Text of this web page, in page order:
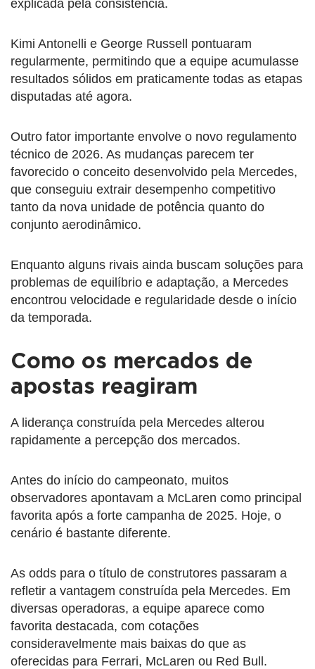
explicada pela consistência.
Kimi Antonelli e George Russell pontuaram
regularmente, permitindo que a equipe acumulasse
resultados sólidos em praticamente todas as etapas
disputadas até agora.
Outro fator importante envolve o novo regulamento
técnico de 2026. As mudanças parecem ter
favorecido o conceito desenvolvido pela Mercedes,
que conseguiu extrair desempenho competitivo
tanto da nova unidade de potência quanto do
conjunto aerodinâmico.
Enquanto alguns rivais ainda buscam soluções para
problemas de equilíbrio e adaptação, a Mercedes
encontrou velocidade e regularidade desde o início
da temporada.
Como os mercados de
apostas reagiram
A liderança construída pela Mercedes alterou
rapidamente a percepção dos mercados.
Antes do início do campeonato, muitos
observadores apontavam a McLaren como principal
favorita após a forte campanha de 2025. Hoje, o
cenário é bastante diferente.
As odds para o título de construtores passaram a
refletir a vantagem construída pela Mercedes. Em
diversas operadoras, a equipe aparece como
favorita destacada, com cotações
consideravelmente mais baixas do que as
oferecidas para Ferrari, McLaren ou Red Bull.